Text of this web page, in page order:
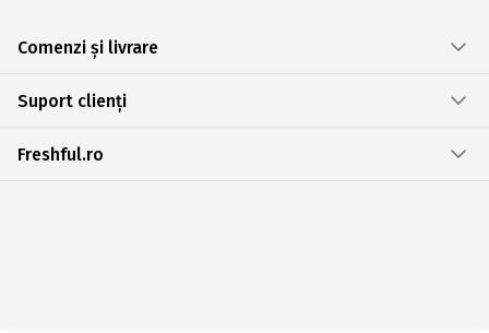
Comenzi și livrare
Suport clienți
Freshful.ro